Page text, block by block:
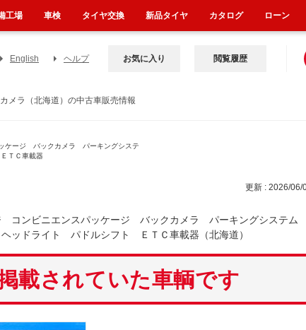
ラ（北海道）の中古車販売情報
English ヘルプ お気に入り 閲覧履歴
ケージ バックカメラ パーキングシステ
ＴＣ車載器
更新 : 2026/06/
コンビニエンスパッケージ バックカメラ パーキングシステム
ッドライト パドルシフト ＥＴＣ車載器（北海道）
載されていた車輌です
工場 車検 タイヤ交換 新品タイヤ カタログ ローン